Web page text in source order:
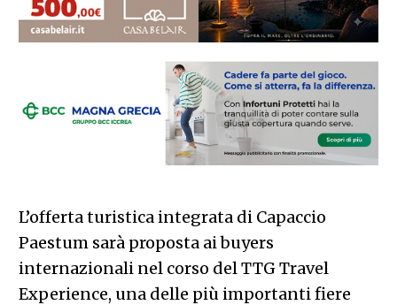
L’offerta turistica integrata di Capaccio
Paestum sarà proposta ai buyers
internazionali nel corso del TTG Travel
Experience, una delle più importanti fiere